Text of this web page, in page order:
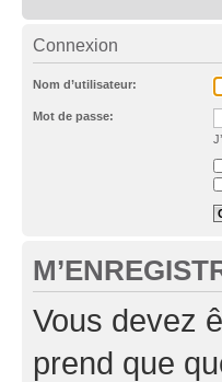
Connexion
Nom d’utilisateur:
Mot de passe:
Vous devez
prend que